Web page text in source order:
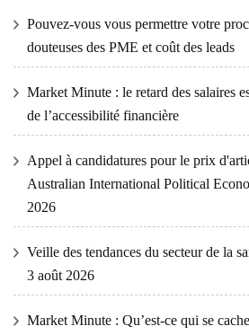
Pouvez-vous vous permettre votre
douteuses des PME et coût des leads
Market Minute : le retard des salaires
de l’accessibilité financière
Appel à candidatures pour le prix
Australian International Political
2026
Veille des tendances du secteur de la
3 août 2026
Market Minute : Qu’est-ce qui se